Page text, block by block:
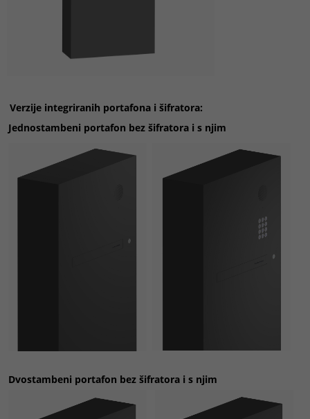
Verzije integriranih portafona i šifratora:
Jednostambeni portafon bez šifratora i s njim
Dvostambeni portafon bez šifratora i s njim